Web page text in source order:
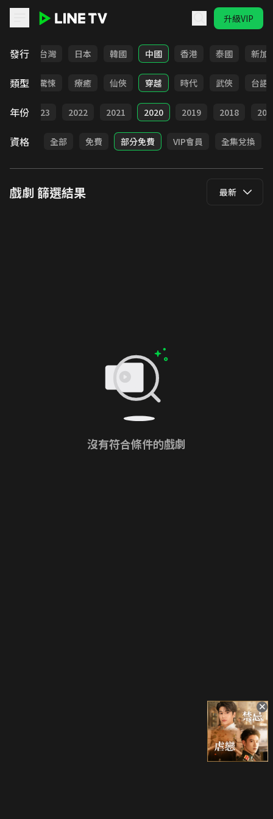
升級VIP
發行
全部 台灣 日本 韓國 中國 香港 泰國 新加
類型
奇幻 驚悚 療癒 仙俠 穿越 時代 武俠 台語
年份 2023 2022 2021 2020 2019 2018
資格 全部 免費 部分免費 VIP會員 全集兌換
戲劇 篩選結果 最新
沒有符合條件的戲劇